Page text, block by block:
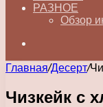
РАЗНОЕ
Обзор
Главная/Десерт/
Чизкейк с